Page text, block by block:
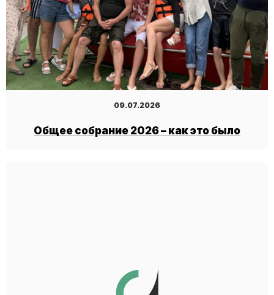
09.07.2026
Общее собрание 2026 – как это было